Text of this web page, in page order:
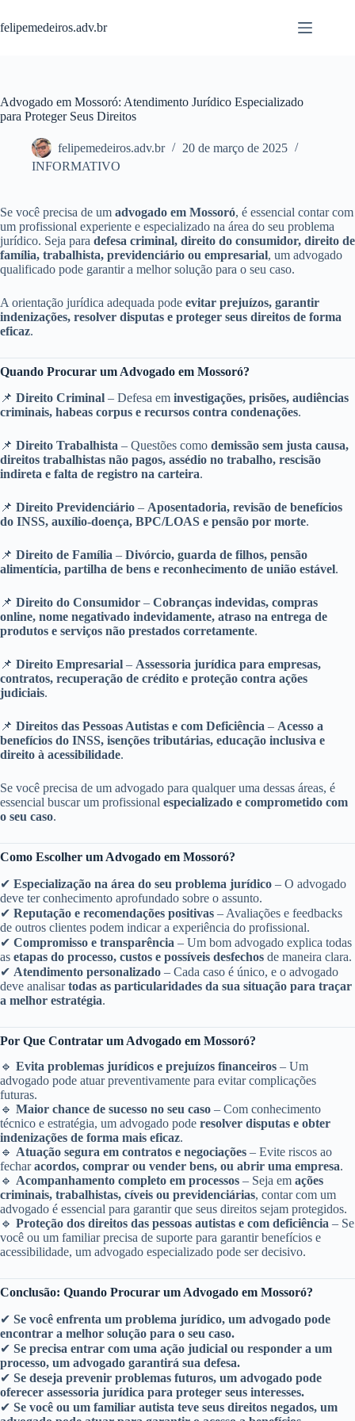
para
o
felipemedeiros.adv.br
Advogado em Mossoró: Atendimento Jurídico Especializado
para Proteger Seus Direitos
felipemedeiros.adv.br
20 de março de 2025
INFORMATIVO
Se você precisa de um advogado em Mossoró, é essencial contar com
um profissional experiente e especializado na área do seu problema
jurídico. Seja para defesa criminal, direito do consumidor, direito de
família, trabalhista, previdenciário ou empresarial, um advogado
qualificado pode garantir a melhor solução para o seu caso.
A orientação jurídica adequada pode evitar prejuízos, garantir
indenizações, resolver disputas e proteger seus direitos de forma
eficaz.
Quando Procurar um Advogado em Mossoró?
📌 Direito Criminal – Defesa em investigações, prisões, audiências
criminais, habeas corpus e recursos contra condenações.
📌 Direito Trabalhista – Questões como demissão sem justa causa,
direitos trabalhistas não pagos, assédio no trabalho, rescisão
indireta e falta de registro na carteira.
📌 Direito Previdenciário – Aposentadoria, revisão de benefícios
do INSS, auxílio-doença, BPC/LOAS e pensão por morte.
📌 Direito de Família – Divórcio, guarda de filhos, pensão
alimentícia, partilha de bens e reconhecimento de união estável.
📌 Direito do Consumidor – Cobranças indevidas, compras
online, nome negativado indevidamente, atraso na entrega de
produtos e serviços não prestados corretamente.
📌 Direito Empresarial – Assessoria jurídica para empresas,
contratos, recuperação de crédito e proteção contra ações
judiciais.
📌 Direitos das Pessoas Autistas e com Deficiência – Acesso a
benefícios do INSS, isenções tributárias, educação inclusiva e
direito à acessibilidade.
Se você precisa de um advogado para qualquer uma dessas áreas, é
essencial buscar um profissional especializado e comprometido com
o seu caso.
Como Escolher um Advogado em Mossoró?
✔ Especialização na área do seu problema jurídico – O advogado
deve ter conhecimento aprofundado sobre o assunto.
✔ Reputação e recomendações positivas – Avaliações e feedbacks
de outros clientes podem indicar a experiência do profissional.
✔ Compromisso e transparência – Um bom advogado explica todas
as etapas do processo, custos e possíveis desfechos de maneira clara.
✔ Atendimento personalizado – Cada caso é único, e o advogado
deve analisartodas as particularidades da sua situação para traçar
a melhor estratégia.
Por Que Contratar um Advogado em Mossoró?
🔹 Evita problemas jurídicos e prejuízos financeiros – Um
advogado pode atuar preventivamente para evitar complicações
futuras.
🔹 Maior chance de sucesso no seu caso – Com conhecimento
técnico e estratégia, um advogado pode resolver disputas e obter
indenizações de forma mais eficaz.
🔹 Atuação segura em contratos e negociações – Evite riscos ao
fecharacordos, comprar ou vender bens, ou abrir uma empresa.
🔹 Acompanhamento completo em processos – Seja em ações
criminais, trabalhistas, cíveis ou previdenciárias, contar com um
advogado é essencial para garantir que seus direitos sejam protegidos.
🔹 Proteção dos direitos das pessoas autistas e com deficiência – Se
você ou um familiar precisa de suporte para garantir benefícios e
acessibilidade, um advogado especializado pode ser decisivo.
Conclusão: Quando Procurar um Advogado em Mossoró?
✔ Se você enfrenta um problema jurídico, um advogado pode
encontrar a melhor solução para o seu caso.
✔ Se precisa entrar com uma ação judicial ou responder a um
processo, um advogado garantirá sua defesa.
✔ Se deseja prevenir problemas futuros, um advogado pode
oferecer assessoria jurídica para proteger seus interesses.
✔ Se você ou um familiar autista teve seus direitos negados, um